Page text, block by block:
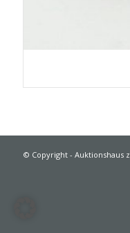
© Copyright - Auktionshaus